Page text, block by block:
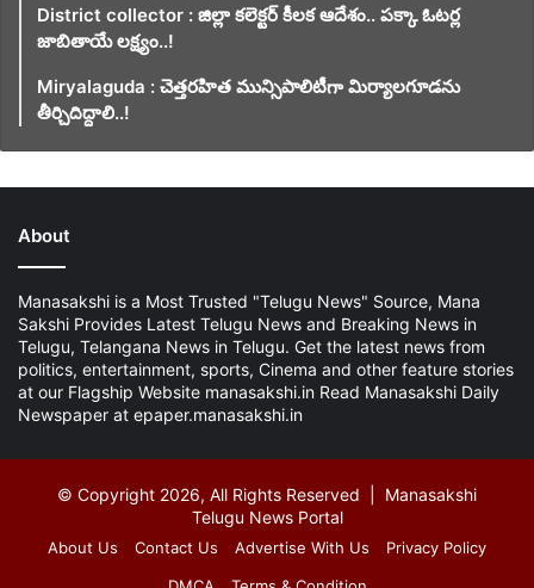
District collector : జిల్లా కలెక్టర్ కీలక ఆదేశం.. పక్కా ఓటర్ల
జాబితాయే లక్ష్యం..!
Miryalaguda : చెత్తరహిత మున్సిపాలిటీగా మిర్యాలగూడను
తీర్చిదిద్దాలి..!
About
Manasakshi is a Most Trusted "Telugu News" Source, Mana
Sakshi Provides Latest Telugu News and Breaking News in
Telugu, Telangana News in Telugu. Get the latest news from
politics, entertainment, sports, Cinema and other feature stories
at our Flagship Website manasakshi.in Read Manasakshi Daily
Newspaper at epaper.manasakshi.in
© Copyright 2026, All Rights Reserved | Manasakshi
Telugu News Portal
About Us Contact Us Advertise With Us
Privacy Policy